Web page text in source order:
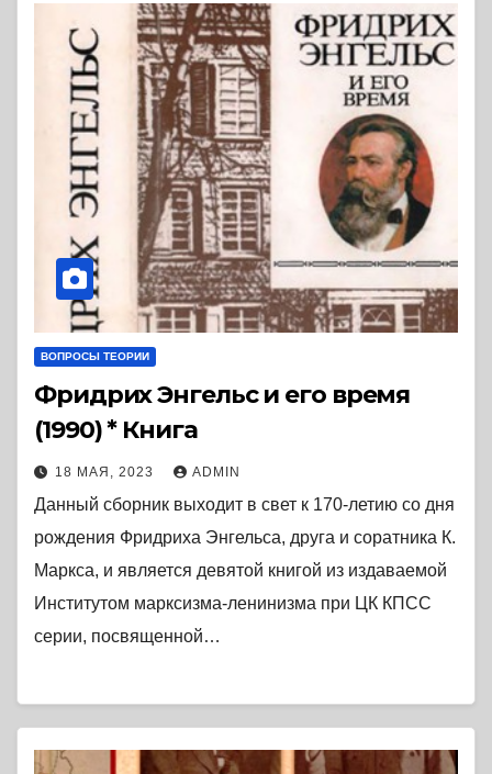
ВОПРОСЫ ТЕОРИИ
Фридрих Энгельс и его время
(1990) * Книга
18 МАЯ, 2023 ADMIN
Данный сборник выходит в свет к 170-летию со дня
рождения Фридриха Энгельса, друга и соратника К.
Маркса, и является девятой книгой из издаваемой
Институтом марксизма-ленинизма при ЦК КПСС
серии, посвященной…